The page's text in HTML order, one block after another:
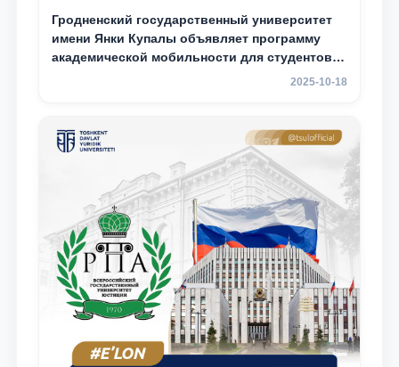
Гродненский государственный университет
имени Янки Купалы объявляет программу
академической мобильности для студентов 2-
2025-10-18